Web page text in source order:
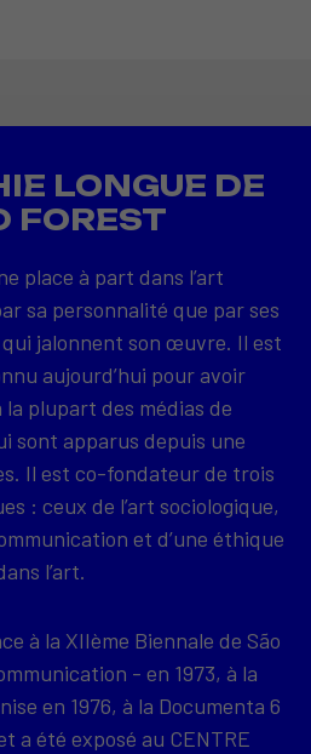
LONGUE DE
FOREST
place à part dans l’art
sa personnalité que par ses
jalonnent son œuvre. Il est
aujourd’hui pour avoir
plupart des médias de
sont apparus depuis une
Il est co-fondateur de trois
: ceux de l’art sociologique,
et d’une éthique
l’art.
à la XIIème Biennale de São
- en 1973, à la
en 1976, à la Documenta 6
a été exposé au CENTRE